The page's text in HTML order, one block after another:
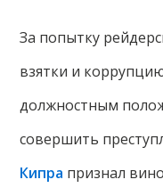
За попытку
взятки и
должностным
совершить
Кипра признал